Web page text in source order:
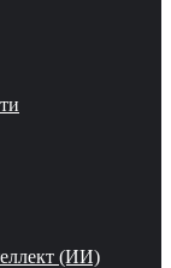
(ИИ)